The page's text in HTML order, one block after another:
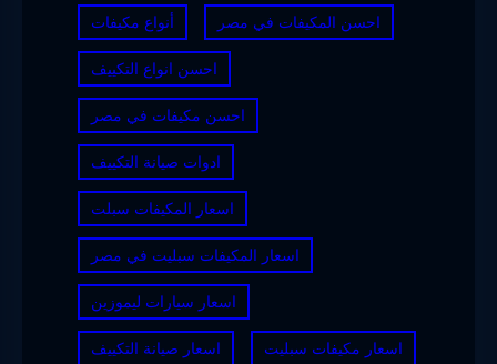
أنواع مكيفات احسن المكيفات في مصر
احسن انواع التكييف
احسن مكيفات في مصر
ادوات صيانة التكييف
اسعار المكيفات سبلت
اسعار المكيفات سبليت في مصر
اسعار سيارات ليموزين
اسعار صيانة التكييف اسعار مكيفات سبليت